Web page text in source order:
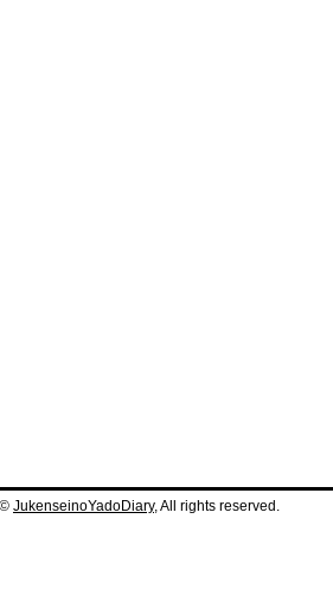
JukenseinoYadoDiary, All rights reserved.